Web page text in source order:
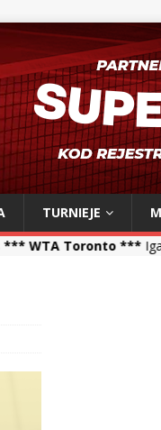
TURNIEJE
***Iga Świątek 6-2, 6-